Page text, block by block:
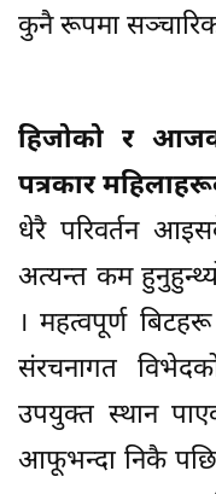
कुनै रूपमा
हिजोको र
पत्रकार
धेरै परिवर्तन
अत्यन्त कम
। महत्वपूर्ण
संरचनागत
उपयुक्त स्थान
आफूभन्दा निकै